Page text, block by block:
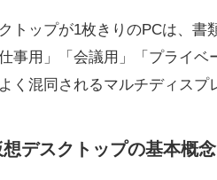
トップが1枚きりのPCは、書
事用」「会議用」「プライ
く混同されるマルチディスプ
想デスクトップの基本概